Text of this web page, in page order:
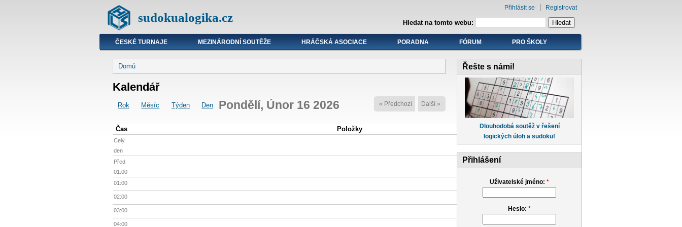
sudokualogika.cz Hledat na tomto webu:
Přihlásit se Registrovat
ČESKÉ TURNAJE MEZINÁRODNÍ SOUTĚŽE HRÁČSKÁ ASOCIACE PORADNA FÓRUM PRO ŠKOLY
Domů
Kalendář
Rok Měsíc Týden Den « Předchozí
Pondělí, Únor 16 2026 Další »
Čas Položky
Celý
den
Před
01:00
01:00
02:00
03:00
04:00
Řešte s námi!
Dlouhodobá soutěž v řešení
logických úloh a sudoku!
Přihlášení
Uživatelské jméno: *
Heslo: *